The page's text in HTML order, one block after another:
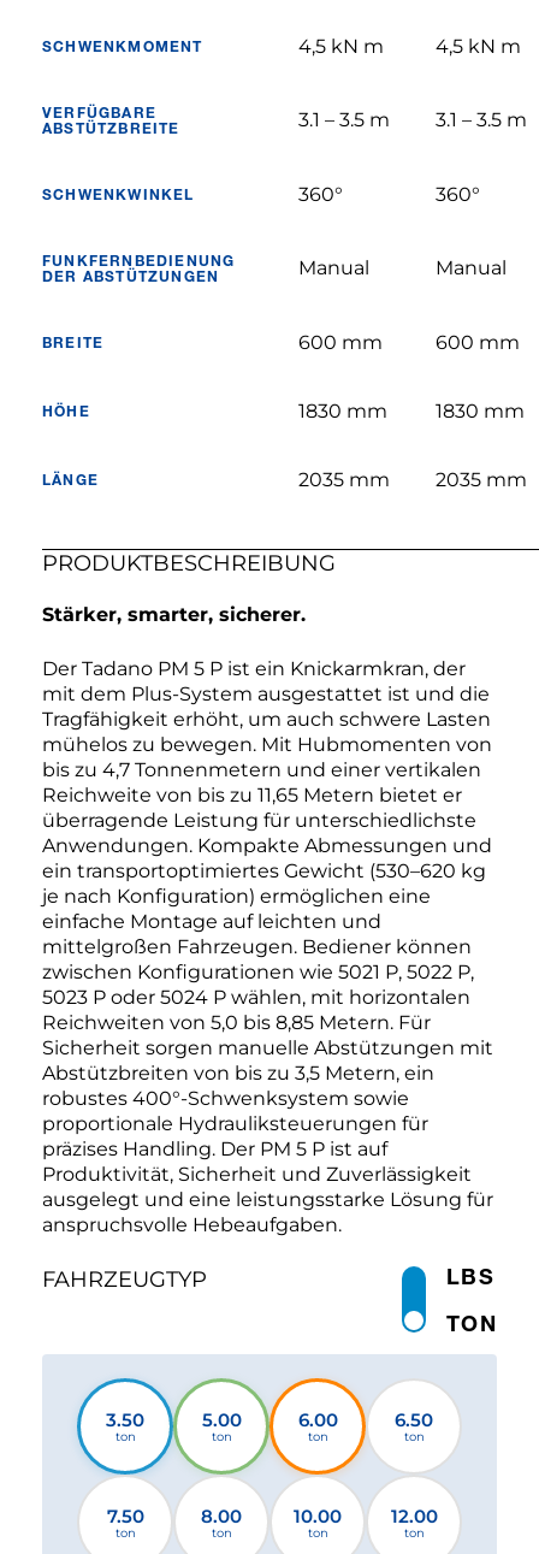
SCHWENKMOMENT 4,5 kN m 4,5 kN m
VERFÜGBARE
ABSTÜTZBREITE
3.1 – 3.5 m 3.1 – 3.5 m
SCHWENKWINKEL 360° 360°
FUNKFERNBEDIENUNG
DER ABSTÜTZUNGEN
Manual Manual
BREITE 600 mm 600 mm
HÖHE 1830 mm 1830 mm
LÄNGE 2035 mm 2035 mm
PRODUKTBESCHREIBUNG
Stärker, smarter, sicherer.
Der Tadano PM 5 P ist ein Knickarmkran, der
mit dem Plus-System ausgestattet ist und die
Tragfähigkeit erhöht, um auch schwere Lasten
mühelos zu bewegen. Mit Hubmomenten von
bis zu 4,7 Tonnenmetern und einer vertikalen
Reichweite von bis zu 11,65 Metern bietet er
überragende Leistung für unterschiedlichste
Anwendungen. Kompakte Abmessungen und
ein transportoptimiertes Gewicht (530–620 kg
je nach Konfiguration) ermöglichen eine
einfache Montage auf leichten und
mittelgroßen Fahrzeugen. Bediener können
zwischen Konfigurationen wie 5021 P, 5022 P,
5023 P oder 5024 P wählen, mit horizontalen
Reichweiten von 5,0 bis 8,85 Metern. Für
Sicherheit sorgen manuelle Abstützungen mit
Abstützbreiten von bis zu 3,5 Metern, ein
robustes 400°-Schwenksystem sowie
proportionale Hydrauliksteuerungen für
präzises Handling. Der PM 5 P ist auf
Produktivität, Sicherheit und Zuverlässigkeit
ausgelegt und eine leistungsstarke Lösung für
anspruchsvolle Hebeaufgaben.
FAHRZEUGTYP
TON
LBS
3.50
ton
5.00
ton
6.00
ton
6.50
ton
7.50
ton
8.00
ton
10.00
ton
12.00
ton